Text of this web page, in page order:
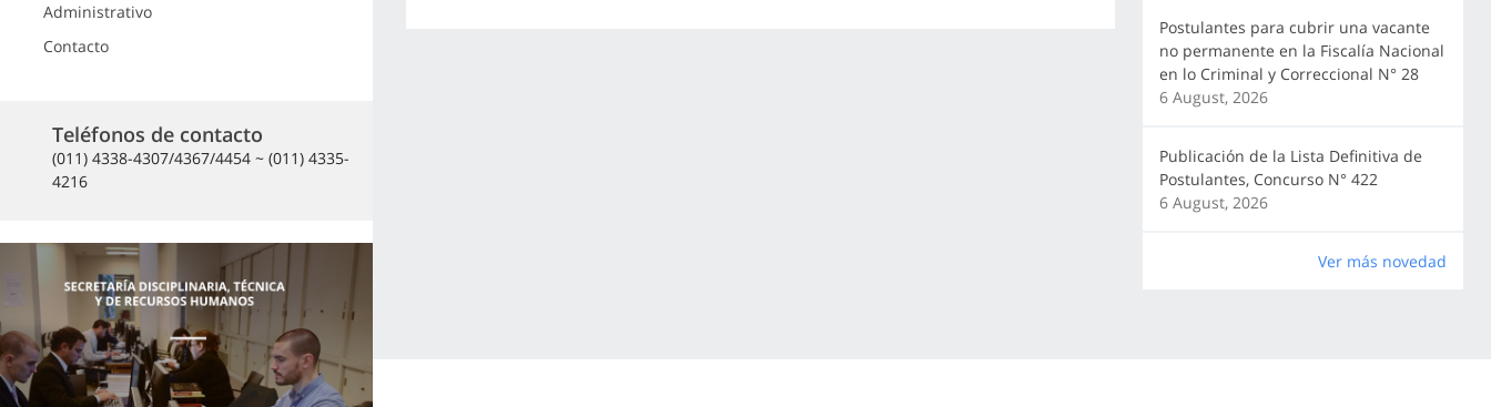
Administrativo
Contacto
Teléfonos de contacto
(011) 4338-4307/4367/4454 ~ (011) 4335-
4216
Postulantes para cubrir una vacante
no permanente en la Fiscalía Nacional
en lo Criminal y Correccional N° 28
6 August, 2026
Publicación de la Lista Definitiva de
Postulantes, Concurso N° 422
6 August, 2026
Ver más novedad